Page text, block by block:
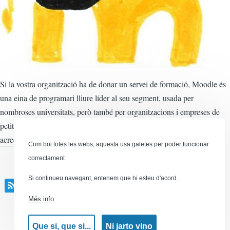
Si la vostra organització ha de donar un servei de formació, Moodle és
una eina de programari lliure líder al seu segment, usada per
nombroses universitats, però també per organitzacions i empreses de
petites dimensions. Permet crear cursos, avaluar als alumnes, lliurar
acreditacions, etc.Com boi totes les webs, aquesta usa galetes per poder funcionar
correctament
Si continueu navegant, entenem que hi esteu d'acord.
Més info
Que si, que si... Ni jarto vino